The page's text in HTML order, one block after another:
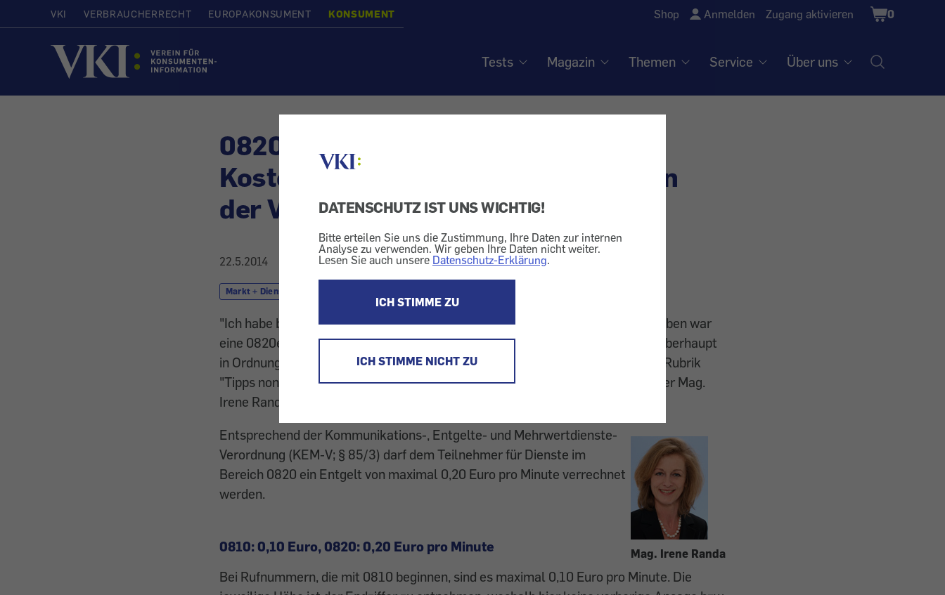
DATENSCHUTZ IST UNS WICHTIG!
Bitte erteilen Sie uns die Zustimmung, Ihre Daten zur internen
Analyse zu verwenden. Wir geben Ihre Daten nicht weiter.
Lesen Sie auch unsere Datenschutz-Erklärung.
ICH STIMME ZU
ICH STIMME NICHT ZU
VKI VERBRAUCHERRECHT EUROPAKONSUMENT KONSUMENT Shop Anmelden Zugang aktivieren
Shopping
Cart
0
Startseite
Tests Magazin Themen Service Über uns
0820er-Rufnummern: Kein
Kostenhinweis? - Tarifgebühr liegt in
der Vorwahl!
22.5.2014
Markt + Dienstleistung
"Ich habe beim Telefongewinnspiel eines Radiosendersteilgenommen. Angegeben war
eine 0820er-Rufnummer, allerdings ohne Tarifinformation. Ist das gesetzlich überhaupt
in Ordnung oder muss in diesem Fall der Tarif angeführt werden?" - In unserer Rubrik
"Tipps nonstop" stellen Leser Fragen und unsere Experten geben Antwort - hier Mag.
Irene Randa.
Mag. Irene Randa
Entsprechend der Kommunikations-, Entgelte- und Mehrwertdienste-
Verordnung (KEM-V; § 85/3) darf dem Teilnehmer für Dienste im
Bereich 0820 ein Entgelt von maximal 0,20 Euro pro Minute verrechnet
werden.
0810: 0,10 Euro, 0820: 0,20 Euro pro Minute
Bei Rufnummern, die mit 0810 beginnen, sind es maximal 0,10 Euro pro Minute. Die